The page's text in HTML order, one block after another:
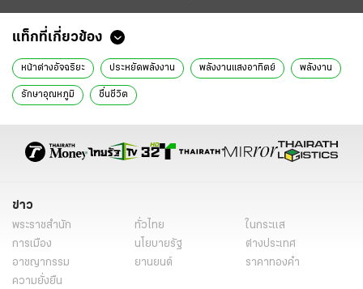
แท็กที่เกี่ยวข้อง
หน้าต่างอัจฉริยะ ประหยัดพลังงาน พลังงานแสงอาทิตย์ พลังงาน
รักษาอุณหภูมิ ชื่นชีวิต
ข่าว
พระราชสำนัก ทั่วไทย
ในกระแส
การเมือง
นโยบายรัฐ
ต่างประเทศ
อาชญากรรม
ยานยนต์
ราคาทองคำ
ความยั่งยืน